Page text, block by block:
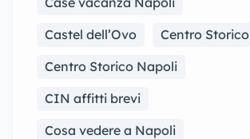
Castel dell’Ovo
Centro Storico
Centro Storico Napoli
CIN affitti brevi
Cosa vedere a Napoli